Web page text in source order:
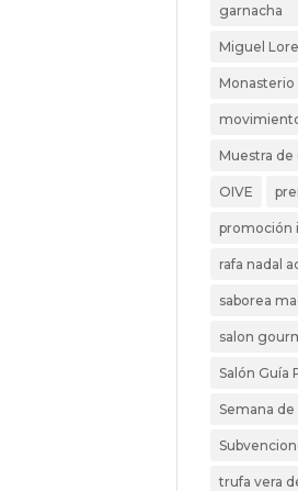
garnacha
Miguel
Monasterio
Muestra de
OIVE
promoción
rafa nadal
saborea
salon
Salón Guía
Semana de
trufa vera